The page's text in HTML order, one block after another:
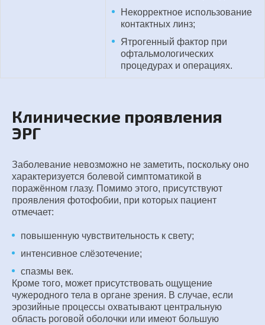
Некорректное использование
контактных линз;
Ятрогенный фактор при
офтальмологических
процедурах и операциях.
Клинические проявления
ЭРГ
Заболевание невозможно не заметить, поскольку оно
характеризуется болевой симптоматикой в
поражённом глазу. Помимо этого, присутствуют
проявления фотофобии, при которых пациент
отмечает:
повышенную чувствительность к свету;
интенсивное слёзотечение;
спазмы век.
Кроме того, может присутствовать ощущение
чужеродного тела в органе зрения. В случае, если
эрозийные процессы охватывают центральную
область роговой оболочки или имеют большую